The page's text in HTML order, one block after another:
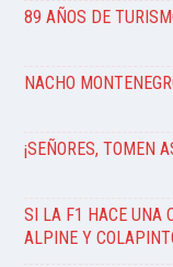
89 AÑOS DE
NACHO
¡SEÑORES, TOMEN
SI LA F1 HACE UNA
ALPINE Y